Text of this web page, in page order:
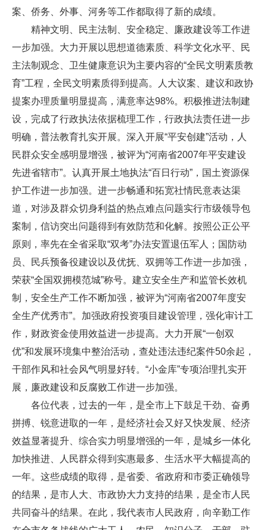
案、侨务、外事、河务等工作都取得了新的成绩。
精神文明、民主法制、安全稳定、廉政建设等工作进
一步加强。大力开展以思想道德素质、科学文化水平、民
主法制观念、卫生健康意识为主要内容的“全民文明素质教
育”工程，全民文明素质得到提高。人大议案、建议和政协
提案办理质量明显提高，满意率达98%。积极推进法制建
设，完成了行政执法依据梳理工作，行政执法责任进一步
明确，普法教育扎实开展。深入开展“平安创建”活动，人
民群众安全感明显增强，被评为“河南省2007年平安建设
先进省辖市”。认真开展土地执法“百日行动”，国土资源保
护工作进一步加强。进一步畅通和拓宽社情民意表达渠
道，对涉及群众切身利益的热点难点问题实行市级领导包
案制，信访突出问题得到有效防范和化解。按照公正公平
原则，率先在全省采取“双考”办法安置退伍军人；国防动
员、民兵预备役建设以及优抚、双拥等工作进一步加强，
荣获“全国双拥模范城”称号。建立安全生产和监管长效机
制，安全生产工作不断加强，被评为“河南省2007年度安
全生产优秀市”。加强政府投资项目建设管理，强化审计工
作，财政资金使用效益进一步提高。大力开展“一创双
优”和发展环境集中整治活动，查处违法违纪案件50余起，
干部作风和社会风气明显好转。“小金库”专项治理扎实开
展，廉政建设和反腐败工作进一步加强。
各位代表，过去的一年，是全市上下鼓足干劲、奋勇
拼搏、锐意进取的一年，是经济社会又好又快发展、经济
效益显著提升、综合实力明显增强的一年，是城乡一体化
加快推进、人民群众得到实惠最多、生活水平大幅提高的
一年。这些成绩的取得，是省委、省政府和市委正确领导
的结果，是市人大、市政协大力支持的结果，是全市人民
共同奋斗的结果。在此，我代表市人民政府，向辛勤工作